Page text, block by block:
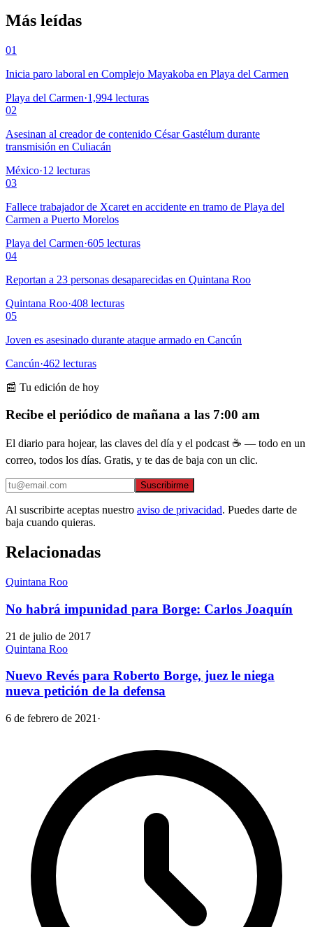
Más leídas
01
Inicia paro laboral en Complejo Mayakoba en Playa del Carmen
Playa del Carmen·1,994 lecturas
02
Asesinan al creador de contenido César Gastélum durante
transmisión en Culiacán
México·12 lecturas
03
Fallece trabajador de Xcaret en accidente en tramo de Playa del
Carmen a Puerto Morelos
Playa del Carmen·605 lecturas
04
Reportan a 23 personas desaparecidas en Quintana Roo
Quintana Roo·408 lecturas
05
Joven es asesinado durante ataque armado en Cancún
Cancún·462 lecturas
📰 Tu edición de hoy
Recibe el periódico de mañana a las 7:00 am
El diario para hojear, las claves del día y el podcast ☕ — todo en un
correo, todos los días. Gratis, y te das de baja con un clic.
Suscribirme
Al suscribirte aceptas nuestro aviso de privacidad. Puedes darte de
baja cuando quieras.
Relacionadas
Quintana Roo
No habrá impunidad para Borge: Carlos Joaquín
21 de julio de 2017
Quintana Roo
Nuevo Revés para Roberto Borge, juez le niega
nueva petición de la defensa
6 de febrero de 2021 ·